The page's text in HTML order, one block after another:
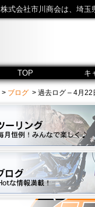
株式会社市川商会は、埼玉
TOP キ
> ブログ > 過去ログ – 4月